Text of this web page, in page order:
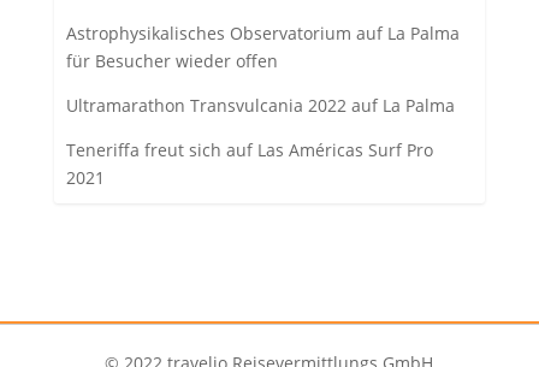
Astrophysikalisches Observatorium auf La Palma
für Besucher wieder offen
Ultramarathon Transvulcania 2022 auf La Palma
Teneriffa freut sich auf Las Américas Surf Pro
2021